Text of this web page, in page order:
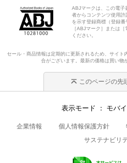
ABJマークは、この電子
者からコンテンツ使用
を示す登録商標（登録
［ABJマーク］または
ください。
セール・商品情報は定期的に更新されるため、サイト
合がございます。最新の価格は買い物
このページの先
表示モード モバ
企業情報 個人情報保護方針
サステナビリ